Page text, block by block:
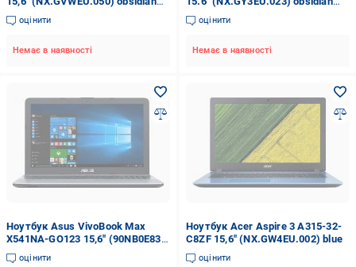
black
оцінити
Немає в наявності
black
оцінити
Немає в наявності
Ноутбук Asus VivoBook Max
X541NA-GO123 15,6" (90NB0E83-
M01730) silver
оцінити
Ноутбук Acer Aspire 3 A315-32-
C8ZF 15,6" (NX.GW4EU.002) blue
оцінити